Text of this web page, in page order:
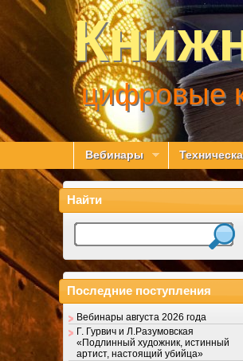
цифровые
Вебинары
Найти
Последние поступления
Вебинары августа 2026 года
Г. Гурвич и Л.Разумовская
«Подлинный художник, истинный
артист, настоящий убийца»